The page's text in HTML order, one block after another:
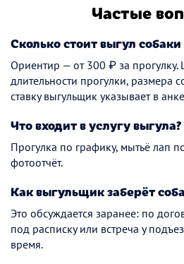
Частые
Сколько стоит выгул
Ориентир — от 300 ₽ за прогулку.
длительности прогулки, размера
ставку выгульщик указывает в
Что входит в услугу выгула?
Прогулка по графику, мытьё лап
фотоотчёт.
Как выгульщик заберёт
Это обсуждается заранее: по
под расписку или встреча у
время.